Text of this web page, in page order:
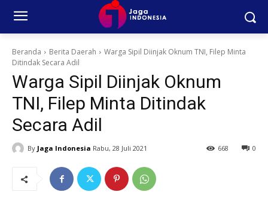
Beranda Berita Daerah
Warga Sipil Diinjak Oknum TNI, Filep Minta
Ditindak Secara Adil
Warga Sipil Diinjak Oknum
TNI, Filep Minta Ditindak
Secara Adil
By Jaga Indonesia Rabu, 28 Juli 2021 0
668